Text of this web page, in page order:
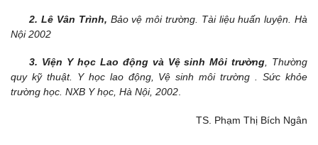
2. Lê Vân Trình, Bảo vệ môi trường. Tài liệu huấn luyện. Hà
Nội 2002
3. Viện Y học Lao động và Vệ sinh Môi trường, Thường
quy kỹ thuật. Y học lao động, Vệ sinh môi trường . Sức khỏe
trường học. NXB Y học, Hà Nội, 2002.
TS. Phạm Thị Bích Ngân